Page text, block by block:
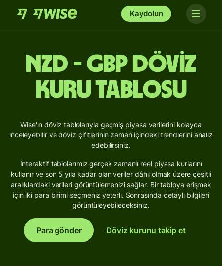
Kaydolun
NZD - GBP Döviz
Kuru Tablosu
Wise'ın döviz tablolarıyla geçmiş piyasa verilerini kolayca
inceleyebilir ve döviz çifltlerinin zaman içindeki trendlerini analiz
edebilirsiniz.
İnteraktif tablolarımız gerçek zamanlı reel piyasa kurlarını
kullanır ve son 5 yıla kadar olan veriler dâhil olmak üzere çeşitli
aralıklardaki verileri görüntülemenizi sağlar. Bir tabloya erişmek
için iki para birimi seçmeniz yeterli. Sonrasında detaylı bilgileri
görüntüleyebileceksiniz.
Para gönder Döviz kurunu takip et